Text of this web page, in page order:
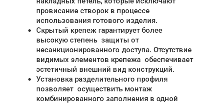
провисание створок в процессе
использования готового изделия.
Скрытый крепеж гарантирует более
высокую степень защиты от
несанкционированного доступа. Отсутствие
видимых элементов крепежа обеспечивает
эстетичный внешний вид конструкций.
Установка разделительного профиля
позволяет осуществить монтаж
комбинированного заполнения в одной